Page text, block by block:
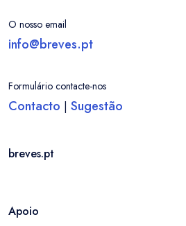
O nosso email
info@breves.pt
Formulário contacte-nos
Contacto | Sugestão
breves.pt
Apoio